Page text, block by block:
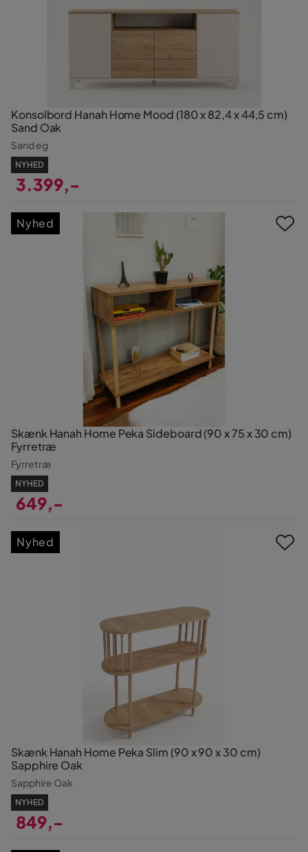
Konsolbord Hanah Home Mood (180 x 82,4 x 44,5 cm)
Sand Oak
Sand eg
NYHED
3.399,-
Skænk Hanah Home Peka Sideboard (90 x 75 x 30 cm)
Fyrretræ
Fyrretræ
NYHED
649,-
Nyhed
Skænk Hanah Home Peka Slim (90 x 90 x 30 cm)
Sapphire Oak
Sapphire Oak
NYHED
849,-
Nyhed